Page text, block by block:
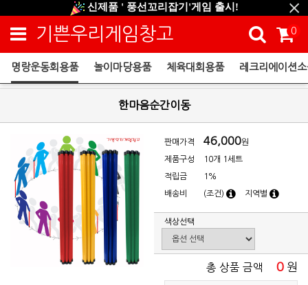
신제품 ' 풍선꼬리잡기'게임 출시!
신규회원 HAPPY EVENT 적립금 5,000원 증정
❤ 신제품 ' 컬링&볼링 ' 출시! ❤
기쁜우리게임창고 0
명랑운동회용품 놀이마당용품 체육대회용품 레크리에이션
한마음순간이동
판매가격 46,000원
제품구성 10개 1세트
적립금 1%
배송비 (조건) 지역별
색상선택
총 상품 금액 0 원